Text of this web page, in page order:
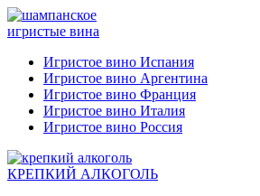
игристые вина
Игристое вино Испания
Игристое вино Аргентина
Игристое вино Франция
Игристое вино Италия
Игристое вино Россия
КРЕПКИЙ АЛКОГОЛЬ